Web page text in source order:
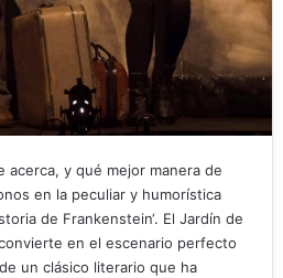
acerca, y qué mejor manera de
en la peculiar y humorística
de Frankenstein‘. El Jardín de
en el escenario perfecto
un clásico literario que ha